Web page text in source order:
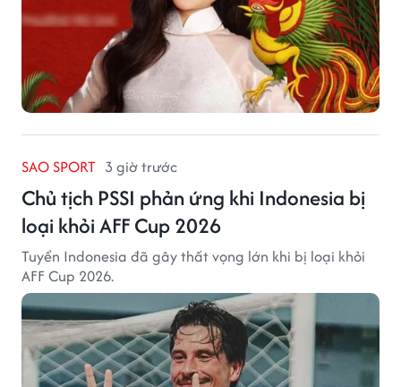
SAO SPORT 3 giờ trước
Chủ tịch PSSI phản ứng khi Indonesia bị
loại khỏi AFF Cup 2026
Tuyển Indonesia đã gây thất vọng lớn khi bị loại khỏi
AFF Cup 2026.